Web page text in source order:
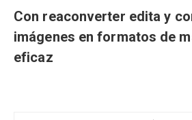
Con reaconverter edita y
imágenes en formatos de
eficaz